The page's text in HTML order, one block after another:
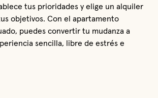
tus prioridades y elige un alquiler
objetivos. Con el apartamento
puedes convertir tu mudanza a
sencilla, libre de estrés e